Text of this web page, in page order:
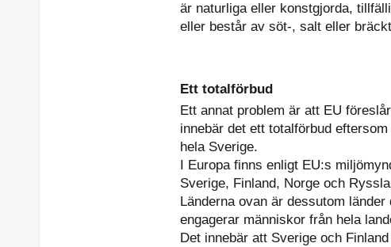
är naturliga eller konstgjorda,
eller består av söt-, salt eller
Ett totalförbud
Ett annat problem är att EU
innebär det ett totalförbud
hela Sverige.
I Europa finns enligt EU:s
Sverige, Finland, Norge och
Länderna ovan är dessutom
engagerar människor från hela
Det innebär att Sverige och